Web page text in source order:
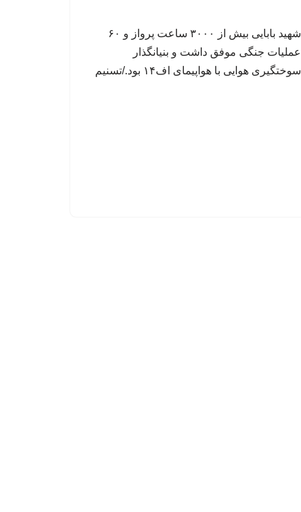
شهید بابایی بیش از ۳۰۰۰ ساعت پرواز و ۶۰
عملیات جنگی موفق داشت و بنیانگذار
سوختگیری هوایی با هواپیمای اف۱۴ بود./تسنیم